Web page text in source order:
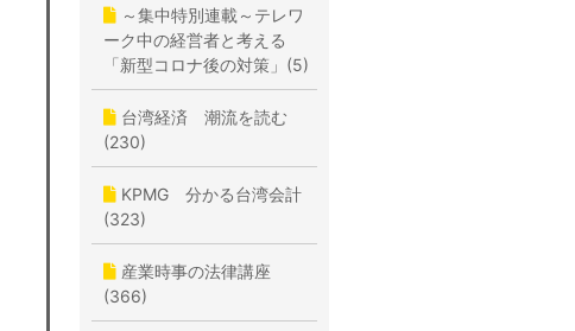
～集中特別連載～テレワ
ーク中の経営者と考える
「新型コロナ後の対策」(5)
台湾経済 潮流を読む
(230)
KPMG 分かる台湾会計
(323)
産業時事の法律講座
(366)